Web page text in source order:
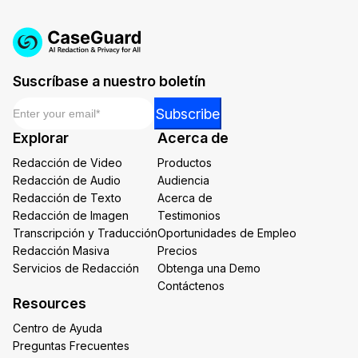
Suscríbase a nuestro boletín
Email
Subscribe
Explorar
Redacción de Video
Redacción de Audio
Redacción de Texto
Redacción de Imagen
Transcripción y Traducción
Redacción Masiva
Servicios de Redacción
Acerca de
Productos
Audiencia
Acerca de
Testimonios
Oportunidades de Empleo
Precios
Obtenga una Demo
Contáctenos
Resources
Centro de Ayuda
Preguntas Frecuentes